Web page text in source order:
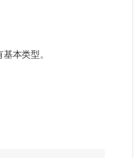
本类型。